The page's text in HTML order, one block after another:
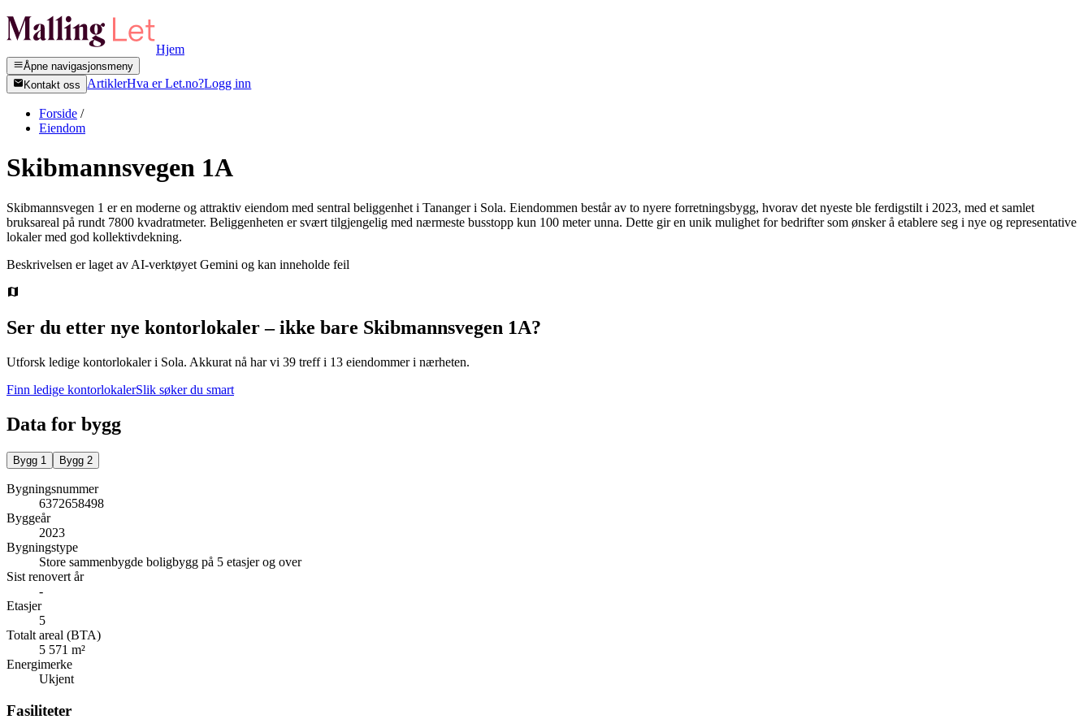
Hjem
Åpne navigasjonsmeny
Kontakt oss
ArtiklerHva er Let.no?Logg inn
Forside /
Eiendom
Skibmannsvegen 1A
Skibmannsvegen 1 er en moderne og attraktiv eiendom med sentral beliggenhet i Tananger i Sola. Eiendommen består av to nyere forretningsbygg, hvorav det nyeste ble ferdigstilt i 2023, med et samlet
bruksareal på rundt 7800 kvadratmeter. Beliggenheten er svært tilgjengelig med nærmeste busstopp kun 100 meter unna. Dette gir en unik mulighet for bedrifter som ønsker å etablere seg i nye og representative
lokaler med god kollektivdekning.
Beskrivelsen er laget av AI-verktøyet Gemini og kan inneholde feil
Ser du etter nye kontorlokaler – ikke bare Skibmannsvegen 1A?
Utforsk ledige kontorlokaler i Sola. Akkurat nå har vi 39 treff i 13 eiendommer i nærheten.
Finn ledige kontorlokalerSlik søker du smart
Data for bygg
Bygg 1 Bygg 2
Bygningsnummer
6372658498
Byggeår
2023
Bygningstype
Store sammenbygde boligbygg på 5 etasjer og over
Sist renovert år
-
Etasjer
5
Totalt areal (BTA)
5 571 m²
Energimerke
Ukjent
Fasiliteter